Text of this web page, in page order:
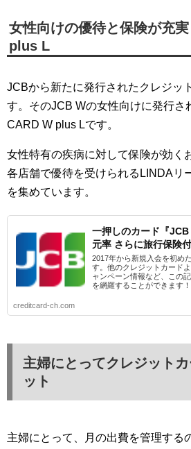
女性向けの優待と保険が充
plus L
JCBから新たに発行されたクレジッ
す。そのJCB Wの女性向けに発行さ
CARD W plus Lです。
女性特有の疾病に対して保険が効く
各店舗で優待を受けられるLINDAリ
を集めています。
一押しのカード『
元率 さらに旅行保険
2017年から新規入会を初め
す。他のクレジットカード
ャンペーン情報など、この
を網羅することができます！
creditcard-ch.com
主婦にとってクレジット
ット
主婦にとって、月の出費を管理する